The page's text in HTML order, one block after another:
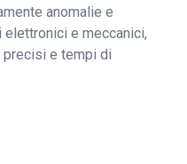
anomalie e
e meccanici,
e tempi di